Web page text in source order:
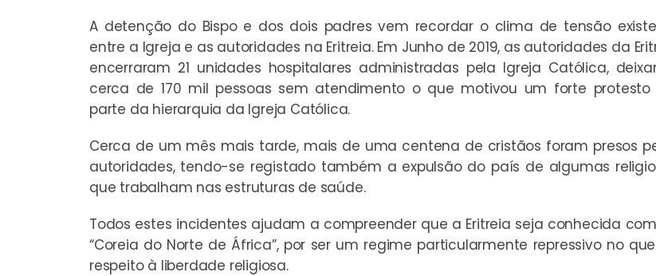
A detenção do Bispo e dos dois padres vem recordar o clima de tensão
entre a Igreja e as autoridades na Eritreia. Em Junho de 2019, as autoridades da
encerraram 21 unidades hospitalares administradas pela Igreja Católica,
cerca de 170 mil pessoas sem atendimento o que motivou um forte protesto
parte da hierarquia da Igreja Católica.
Cerca de um mês mais tarde, mais de uma centena de cristãos foram presos
autoridades, tendo-se registado também a expulsão do país de algumas
que trabalham nas estruturas de saúde.
Todos estes incidentes ajudam a compreender que a Eritreia seja conhecida
“Coreia do Norte de África”, por ser um regime particularmente repressivo no
respeito à liberdade religiosa.